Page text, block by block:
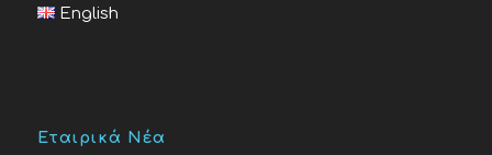
English
Εταιρικά Νέα